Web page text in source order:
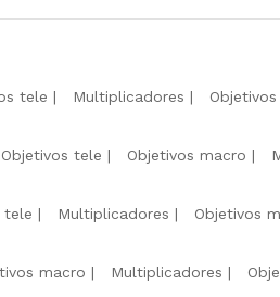
tele Multiplicadores
Objetivos tele Objetivos macro
tele Multiplicadores Objetivos
macro Multiplicadores